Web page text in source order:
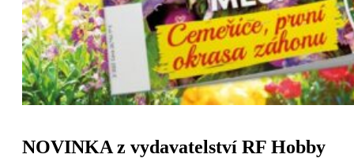
NOVINKA z vydavatelství RF Hobby